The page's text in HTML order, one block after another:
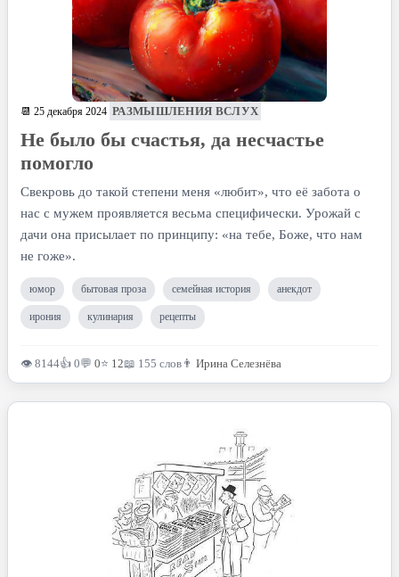
📆 25 декабря 2024 РАЗМЫШЛЕНИЯ ВСЛУХ
Не было бы счастья, да несчастье
помогло
Свекровь до такой степени меня «любит», что её забота о
нас с мужем проявляется весьма специфически. Урожай с
дачи она присылает по принципу: «на тебе, Боже, что нам
не гоже».
юмор бытовая проза семейная история анекдот
ирония кулинария рецепты
👁 8144👍 0💬 0⭐ 12📖 155 слов 👨 Ирина Селезнёва